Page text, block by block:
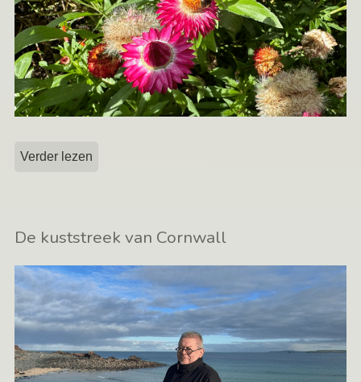
Verder lezen
De kuststreek van Cornwall